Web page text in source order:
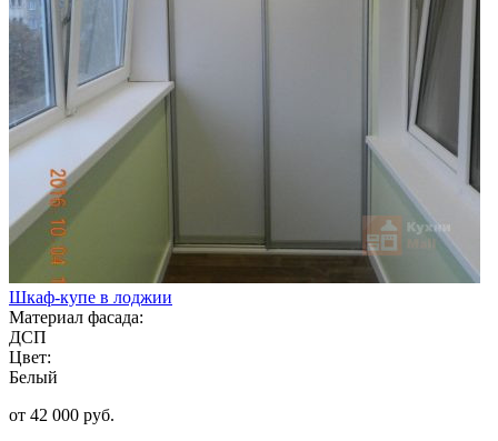
Шкаф-купе в лоджии
Материал фасада:
ДСП
Цвет:
Белый
от 42 000 руб.